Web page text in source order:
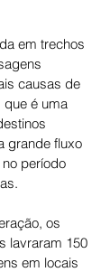
em trechos
causas de
que é uma
grande fluxo
período
os
lavraram 150
em locais